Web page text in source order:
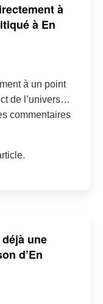
à
à En
à un point
de l’univers…
commentaires
une
d’En